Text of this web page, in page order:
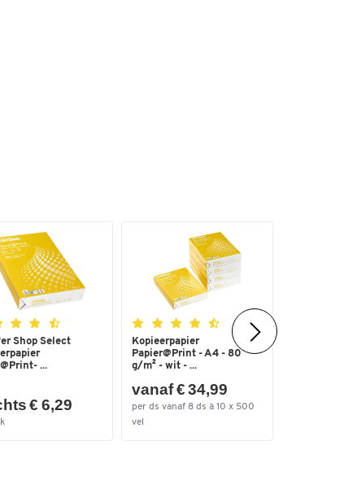
Shop Select
...
€ 6,29
Kopieerpapier
Papier@Print - A4 - 80
g/m² - wit - ...
vanaf € 34,99
per ds vanaf 8 ds à 10 x 500
vel